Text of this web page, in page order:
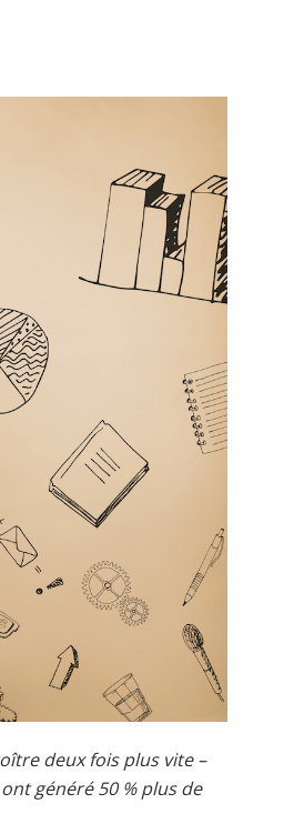
deux fois plus vite –
généré 50 % plus de